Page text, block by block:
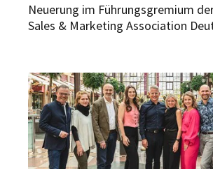
Neuerung im Führungsgremium
Sales & Marketing Association
Fachbereiche „MICE & Sales“
People and Culture“.